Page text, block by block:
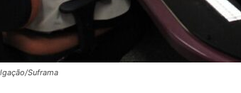
Suframa